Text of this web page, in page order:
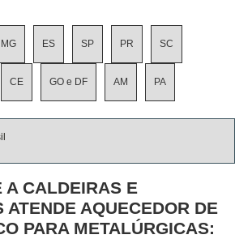
MG ES SP PR SC
CE GO e DF AM PA
A CALDEIRAS E
ATENDE AQUECEDOR DE
PARA METALÚRGICAS: